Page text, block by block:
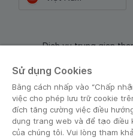
Dịch vụ trung gian
Sử dụng Cookies
Bằng cách nhấp vào “Chấp
việc cho phép lưu trữ cookie
đích tăng cường việc điều
dụng trang web và để tạo
của chúng tôi. Vui lòng tham